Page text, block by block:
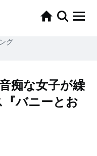
グ
痴な女子が繰
バニーとお